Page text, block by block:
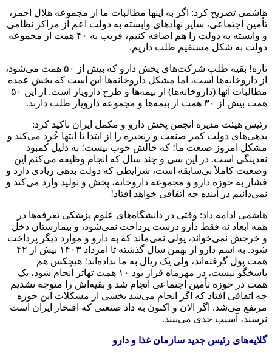
هاشمی تصریح کرد: اگر به اینها مطالبات ما از مجموعه هلال احمر،
تأمین اجتماعی، سایر نهادهای وابسته به دولت اعم از مراکز نظامی
و وابسته به دولت را هم اضافه کنیم، قریب به ۴۰ همت از مجموعه
دولت به شکل مستقیم طلب داریم.
تازه! بقیه طلب شرکت‌های پخش دارو که بیش از ۵۰ همت می‌شود،
از داروخانه‌ها است، اما مشکل داروخانه‌ها این است که بخش عمده
مطالبات آنها (داروخانه‌ها) از بیمه‌ها و طرح دارویار
است. از این ۵۰
همت بیش از ۳۰ همت از بیمه‌ها و مجموعه
دارویار طلب دارند.
رئیس هیئت مدیره انجمن پخش دارو و مکمل ایران تاکید کرد:
بدهی‌های دولت کمر صنعت و زنجیره را از ابتدا تا انتها خُرد می‌کند و
مشکل امروز صنعت ما؛ که حالش خوب نیست؛ به دلیل کمبود
نقدینگی است. در این سی و چند سال که انجام وظیفه می‌کنم این
وضعیت کاملاً بی‌سابقه است، شرایطی که دولت بدهی زیادی دارد و
فشار به حوزه دارو و مجموعه داروخانه، پخش و تولید وارد می‌کند و
نمی‌دانیم در آینده چه اتفاقی خواهد افتاد!
هاشمی ادامه داد: وقتی در دانشگاه‌های علوم پزشکی تعرفه‌ها در
همه ابعاد نه فقط دارو درست پرداخت نمی‌شود، و بیمارستان دخل
و خرجش نمی‌خواند، پولی نمی‌ماند که به دارو و موارد دیگر پرداخت
شود. به اسم دارو از بهمن سال گذشته تا امرداد ۱۴۰۳ بیش از ۴۲
همت پول گرفته‌اند، ولی یک ریال به ما نداده‌اند! هیچکس هم
پاسخگو نیست، در مهرماه قرار بود ۱۰ همت تهاتر انجام شود، یک
همت در حوزه تأمین اجتماعی انجام شد و بقیه‌اش را متوجه نشدیم
چه اتفاقی افتاد که اگر انجام می‌شد بخشی از مشکلات این حوزه
مرتفع می‌شد. اگر الان و اکنون به داد صنعتی که افتخار ایران است
نرسند، آسیب جدی می‌بیند.
گلایه‌های رئیس جدید سازمان غذا و دارو